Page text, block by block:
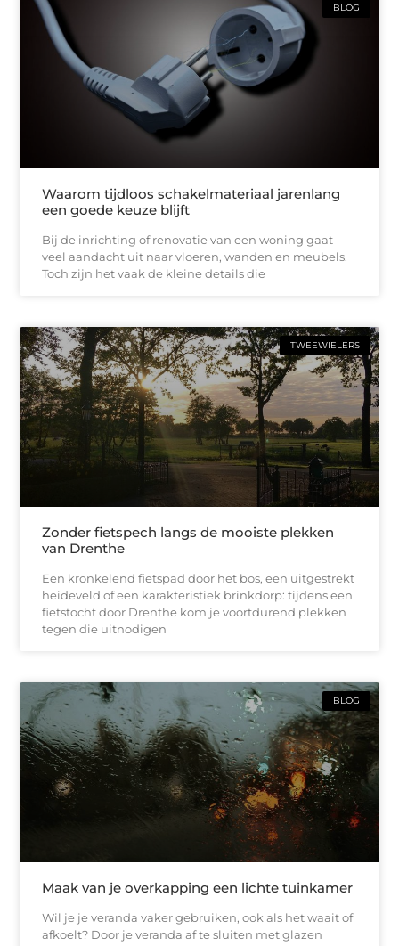
BLOG
Waarom tijdloos schakelmateriaal jarenlang
een goede keuze blijft
Bij de inrichting of renovatie van een woning gaat
veel aandacht uit naar vloeren, wanden en meubels.
Toch zijn het vaak de kleine details die
TWEEWIELERS
Zonder fietspech langs de mooiste plekken
van Drenthe
Een kronkelend fietspad door het bos, een uitgestrekt
heideveld of een karakteristiek brinkdorp: tijdens een
fietstocht door Drenthe kom je voortdurend plekken
tegen die uitnodigen
BLOG
Maak van je overkapping een lichte tuinkamer
Wil je je veranda vaker gebruiken, ook als het waait of
afkoelt? Door je veranda af te sluiten met glazen